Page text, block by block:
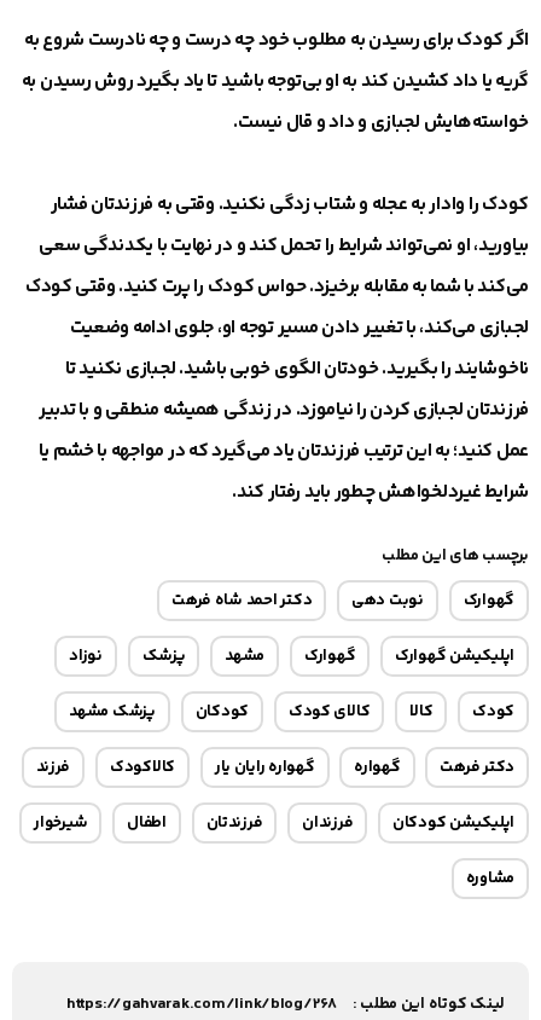
اگر کودک برای رسیدن به مطلوب خود چه درست و چه نادرست شروع به
گریه یا داد کشیدن کند به او بی‌توجه باشید تا یاد بگیرد روش رسیدن به
خواسته‌هایش لجبازی و داد و قال نیست.
کودک را وادار به عجله و شتاب زدگی نکنید. وقتی به فرزندتان فشار
بیاورید، او نمی‌تواند شرایط را تحمل کند و در نهایت با یکدندگی سعی
می‌کند با شما به مقابله برخیزد. حواس کودک را پرت کنید. وقتی کودک
لجبازی می‌کند، با تغییر دادن مسیر توجه او، جلوی ادامه وضعیت
ناخوشایند را بگیرید. خودتان الگوی خوبی باشید. لجبازی نکنید تا
فرزندتان لجبازی کردن را نیاموزد. در زندگی همیشه منطقی و با تدبیر
عمل کنید؛ به این ترتیب فرزندتان یاد می‌گیرد که در مواجهه با خشم یا
شرایط غیردلخواهش چطور باید رفتار کند.
برچسب های این مطلب
گهوارک
نوبت دهی دکتر احمد شاه فرهت
اپلیکیشن گهوارک گهوارک مشهد پزشک نوزاد
کودک کالا کالای کودک کودکان پزشک مشهد
دکتر فرهت گهواره گهواره رایان یار کالاکودک فرزند
اپلیکیشن کودکان فرزندان فرزندتان اطفال شیرخوار
مشاوره
لینک کوتاه این مطلب : https://gahvarak.com/link/blog/268